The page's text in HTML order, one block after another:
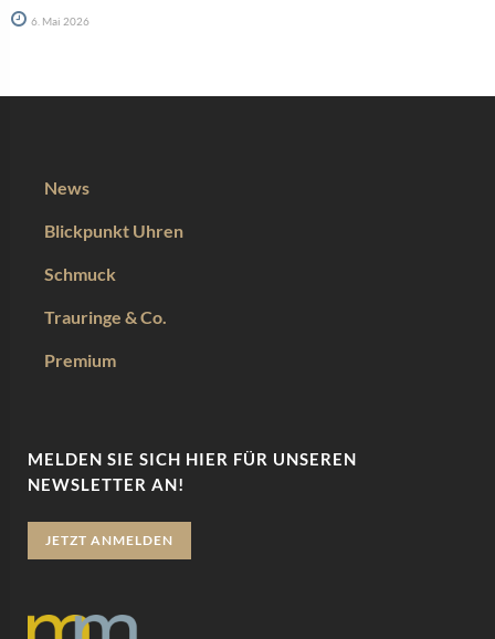
6. Mai 2026
News
Blickpunkt Uhren
Schmuck
Trauringe & Co.
Premium
MELDEN SIE SICH HIER FÜR UNSEREN
NEWSLETTER AN!
JETZT ANMELDEN